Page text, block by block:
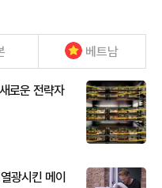
베트남
로운 전략자
광시킨 메이